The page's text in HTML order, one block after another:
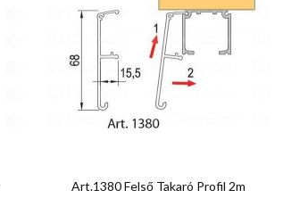
Art.1380 Felső Takaró Profil 2m
Előnézet